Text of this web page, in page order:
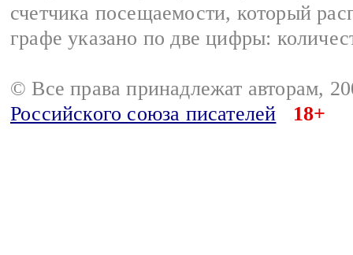
счетчика посещаемости, который
графе указано по две цифры:
© Все права принадлежат авторам,
Российского союза писателей
18+